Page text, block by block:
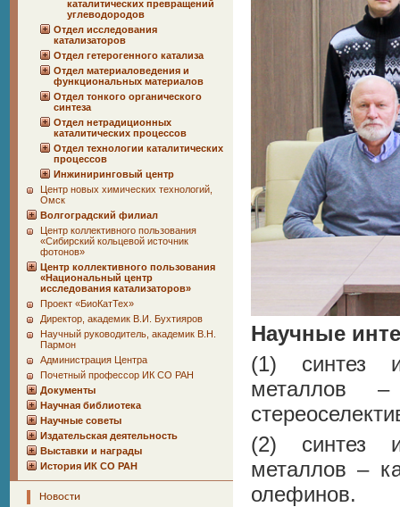
каталитических превращений
углеводородов
Отдел исследования
катализаторов
Отдел гетерогенного катализа
Отдел материаловедения и
функциональных материалов
Отдел тонкого органического
синтеза
Отдел нетрадиционных
каталитических процессов
Отдел технологии каталитических
процессов
Инжиниринговый центр
Центр новых химических технологий,
Омск
Волгоградский филиал
Центр коллективного пользования
«Сибирский кольцевой источник
фотонов»
Центр коллективного пользования
«Национальный центр
исследования катализаторов»
Проект «БиоКатТех»
Директор, академик В.И. Бухтияров
Научный руководитель, академик В.Н.
Пармон
Администрация Центра
Почетный профессор ИК СО РАН
Документы
Научная библиотека
Научные советы
Издательская деятельность
Выставки и награды
История ИК СО РАН
Новости
Научные
(1) синтез и
металлов –
(2) синтез и
металлов –
олефинов.